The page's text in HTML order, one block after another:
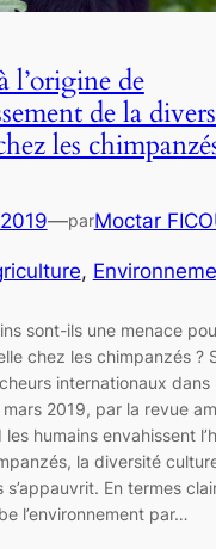
l’origine de
de la
les
—parMoctar
,
sont-ils une menace
chez les chimpanzés ?
internationaux dans
2019, par la revue
humains envahissent
la diversité
En termes
l’environnement par…